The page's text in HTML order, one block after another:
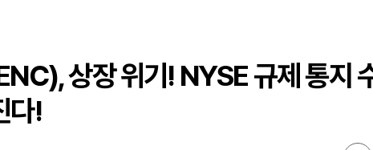
상장 위기! NYSE 규제 통지
다!